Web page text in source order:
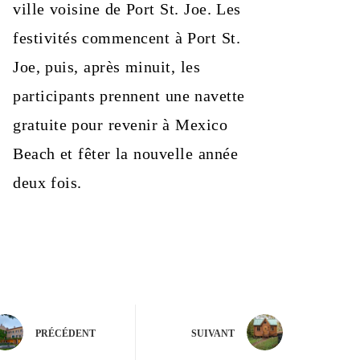
ville voisine de Port St. Joe. Les
festivités commencent à Port St.
Joe, puis, après minuit, les
participants prennent une navette
gratuite pour revenir à Mexico
Beach et fêter la nouvelle année
deux fois.
PRÉCÉDENT SUIVANT